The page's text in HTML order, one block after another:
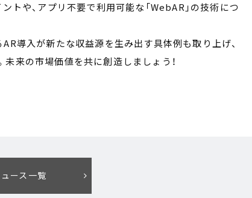
トや、アプリ不要で利用可能な「WebAR」の技術につ
導入が新たな収益源を生み出す具体例も取り上げ、
来の市場価値を共に創造しましょう！
ース一覧